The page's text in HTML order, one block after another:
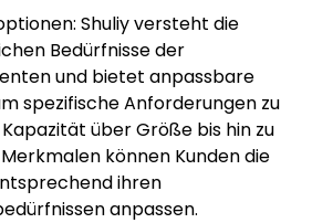
Shuliy versteht die
Bedürfnisse der
und bietet anpassbare
spezifische Anforderungen zu
über Größe bis hin zu
können Kunden die
ihren
anpassen.